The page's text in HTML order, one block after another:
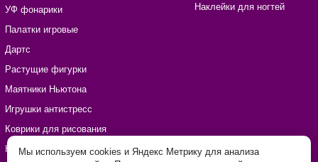
УФ фонарики
Палатки игровые
Дартс
Растущие фигурки
Маятники Ньютона
Игрушки антистресс
Коврики для рисования
Наборы для рукоделия
Наклейки для ногтей
Мы используем cookies и Яндекс Метрику для анализа